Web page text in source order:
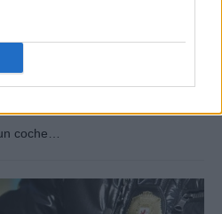
un coche si
coche…